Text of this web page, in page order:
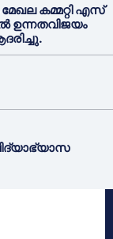
കമ്മറ്റി എസ്